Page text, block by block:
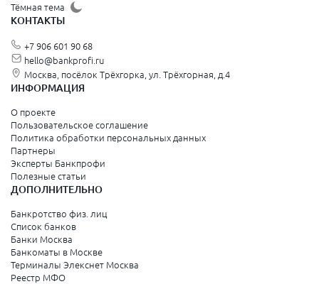
Тёмная тема
КОНТАКТЫ
+7 906 601 90 68
hello@bankprofi.ru
Москва, посёлок Трёхгорка, ул. Трёхгорная, д.4
ИНФОРМАЦИЯ
О проекте
Пользовательское соглашение
Политика обработки персональных данных
Партнеры
Эксперты Банкпрофи
Полезные статьи
ДОПОЛНИТЕЛЬНО
Банкротство физ. лиц
Список банков
Банки Москва
Банкоматы в Москве
Терминалы Элекснет Москва
Реестр МФО